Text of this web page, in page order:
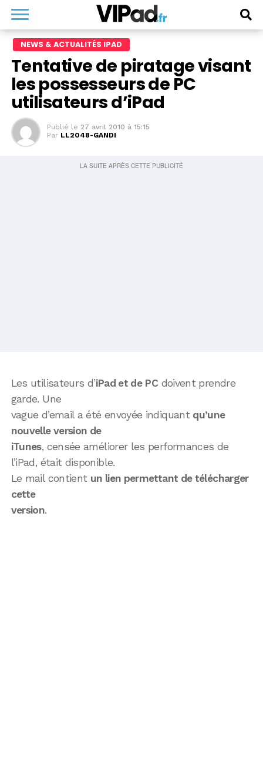
NEWS & ACTUALITÉS IPAD
Tentative de piratage visant
les possesseurs de PC
utilisateurs d’iPad
Publié le 27 avril 2010 à 15:15
Par LL2048-GANDI
Les utilisateurs d’iPad et de PC doivent prendre
garde. Une
vague d’email a été envoyée indiquant qu’une
nouvelle version de
iTunes, censée améliorer les performances de
l’iPad, était disponible.
Le mail contient un lien permettant de télécharger
cette
version.